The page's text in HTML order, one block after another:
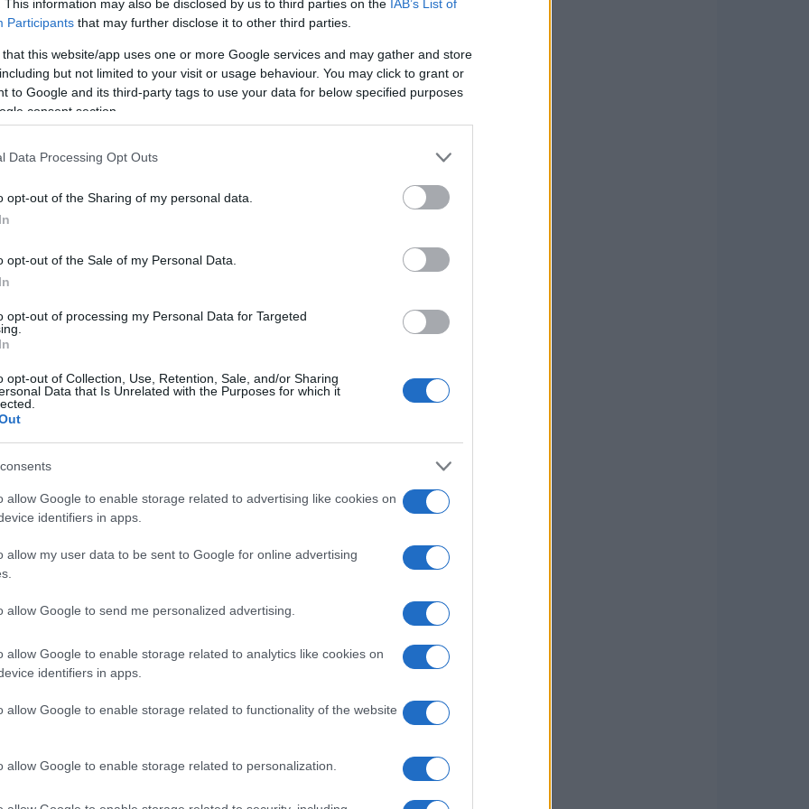
This information may also be disclosed by us to third parties on the IAB’s List of
Participants that may further disclose it to other third parties.
that this website/app uses one or more Google services and may gather and store
but not limited to your visit or usage behaviour. You may click to grant or
to Google and its third-party tags to use your data for below specified purposes
consent section.
Data Processing Opt Outs
opt-out of the Sharing of my personal data.
opt-out of the Sale of my Personal Data.
opt-out of processing my Personal Data for Targeted
opt-out of Collection, Use, Retention, Sale, and/or Sharing
Data that Is Unrelated with the Purposes for which it
allow Google to enable storage related to advertising like cookies on
identifiers in apps.
allow my user data to be sent to Google for online advertising
allow Google to send me personalized advertising.
allow Google to enable storage related to analytics like cookies on
identifiers in apps.
allow Google to enable storage related to functionality of the website
allow Google to enable storage related to personalization.
le proprie esperienze. Ma cosa significa
Scopriamo insieme i dettagli
dell’attacco
attacco che non solo compromette i tuoi
la produttività di un’intera azienda. Archie
non solo per lui, ma per tutti i
operazioni aziendali sono state stravolte,
mai vissute in trent’anni. “I nostri
il negozio, mentre il team IT lottava
stato un periodo senza sonno per molti,” ha
in luce la necessità di un cambiamento
Ti sei mai chiesto come ti sentiresti